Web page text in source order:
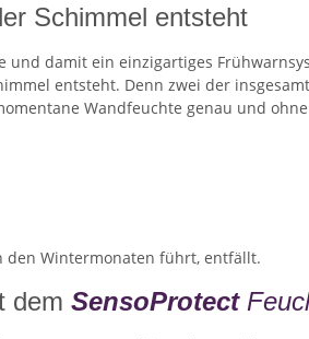
Schimmel entsteht
damit ein einzigartiges
entsteht. Denn zwei der
Wandfeuchte genau und
den Wintermonaten führt, entfällt.
dem SensoProtect